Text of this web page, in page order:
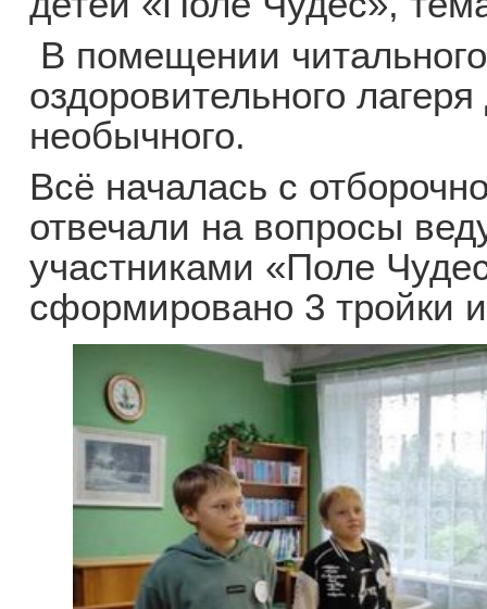
В помещении
оздоровительного
необычного.
Всё началась с
отвечали на вопросы
участниками «Поле
сформировано 3 тройки